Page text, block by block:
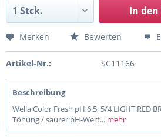
In den
Merken Bewerten
Artikel-Nr.: SC11166
Beschreibung
Wella Color Fresh pH 6.5; 5/4 LIGHT RED
Tönung / saurer pH-Wert... mehr